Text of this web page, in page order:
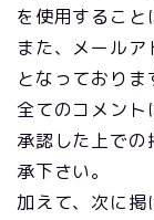
を使用すること
また、メール
となっておりま
全てのコメント
承認した上での
承下さい。
加えて、次に